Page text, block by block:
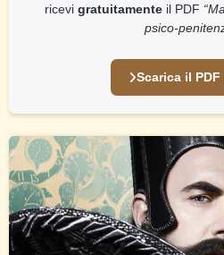
ricevi gratuitamente il PDF
psico-
Scarica il